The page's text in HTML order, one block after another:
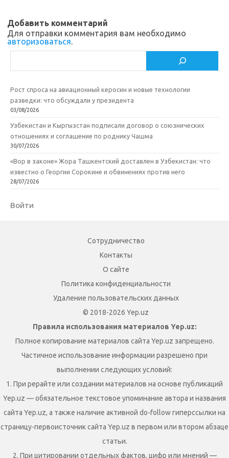
k
i
т
ь
Добавить комментарий
Для отправки комментария вам необходимо
авторизоваться.
Рост спроса на авиационный керосин и новые технологии
разведки: что обсуждали у президента
03/08/2026
Узбекистан и Кыргызстан подписали договор о союзнических
отношениях и соглашение по роднику Чашма
30/07/2026
«Вор в законе» Жора Ташкентский доставлен в Узбекистан: что
известно о Георгии Сорокине и обвинениях против него
28/07/2026
Войти
Сотрудничество
Контакты
О сайте
Политика конфиденциальности
Удаление пользовательских данных
© 2018-2026 Yep.uz
Правила использования материалов Yep.uz:
Полное копирование материалов сайта Yep.uz запрещено.
Частичное использование информации разрешено при
выполнении следующих условий:
1. При рерайте или создании материалов на основе публикаций
Yep.uz — обязательное текстовое упоминание автора и названия
сайта Yep.uz, а также наличие активной do-follow гиперссылки на
страницу-первоисточник сайта Yep.uz в первом или втором абзаце
статьи.
2. При цитировании отдельных фактов, цифр или мнений —